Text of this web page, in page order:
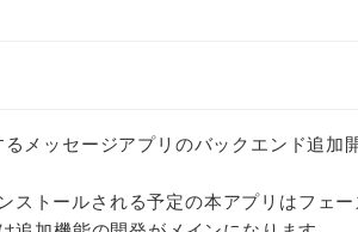
メッセージアプリのバックエンド追加
ストールされる予定の本アプリはフェ